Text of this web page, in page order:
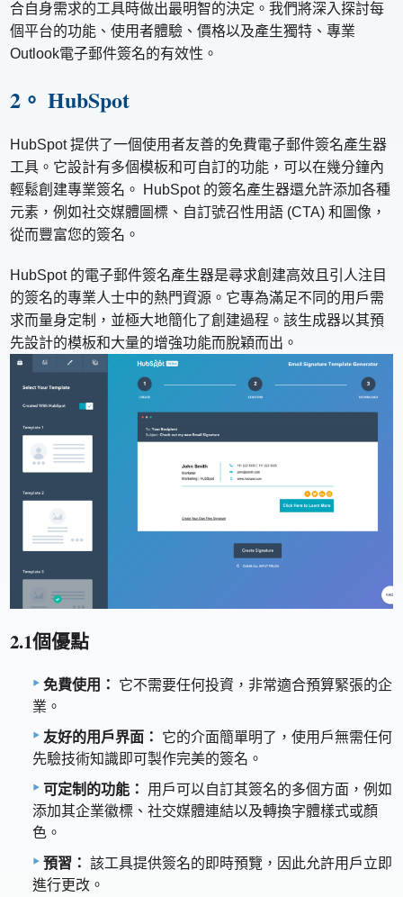
合自身需求的工具時做出最明智的決定。我們將深入探討每
個平台的功能、使用者體驗、價格以及產生獨特、專業
Outlook電子郵件簽名的有效性。
2。 HubSpot
HubSpot 提供了一個使用者友善的免費電子郵件簽名產生器
工具。它設計有多個模板和可自訂的功能，可以在幾分鐘內
輕鬆創建專業簽名。 HubSpot 的簽名產生器還允許添加各種
元素，例如社交媒體圖標、自訂號召性用語 (CTA) 和圖像，
從而豐富您的簽名。
HubSpot 的電子郵件簽名產生器是尋求創建高效且引人注目
的簽名的專業人士中的熱門資源。它專為滿足不同的用戶需
求而量身定制，並極大地簡化了創建過程。該生成器以其預
先設計的模板和大量的增強功能而脫穎而出。
2.1個優點
免費使用：
它不需要任何投資，非常適合預算緊張的企
業。
友好的用戶界面：
它的介面簡單明了，使用戶無需任何
先驗技術知識即可製作完美的簽名。
可定制的功能：
用戶可以自訂其簽名的多個方面，例如
添加其企業徽標、社交媒體連結以及轉換字體樣式或顏
色。
預習： 該工具提供簽名的即時預覽，因此允許用戶立即
進行更改。